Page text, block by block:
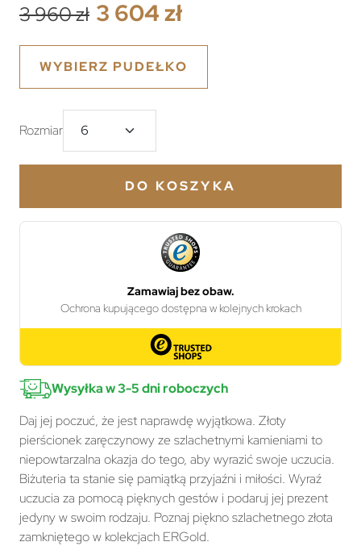
3 960 zł 3 604 zł
WYBIERZ PUDEŁKO
Rozmiar
DO KOSZYKA
Wysyłka w 3-5 dni roboczych
Daj jej poczuć, że jest naprawdę wyjątkowa. Złoty
pierścionek zaręczynowy ze szlachetnymi kamieniami to
niepowtarzalna okazja do tego, aby wyrazić swoje uczucia.
Biżuteria ta stanie się pamiątką przyjaźni i miłości. Wyraź
uczucia za pomocą pięknych gestów i podaruj jej prezent
jedyny w swoim rodzaju. Poznaj piękno szlachetnego złota
zamkniętego w kolekcjach ERGold.